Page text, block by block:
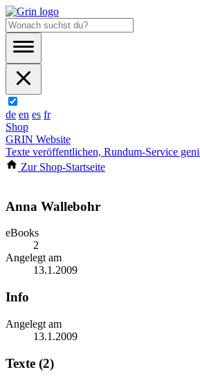
de en es fr
Shop
GRIN Website
Texte veröffentlichen, Rundum-Service
Zur Shop-Startseite
Anna Wallebohr
eBooks
2
Angelegt am
13.1.2009
Info
Angelegt am
13.1.2009
Texte (2)